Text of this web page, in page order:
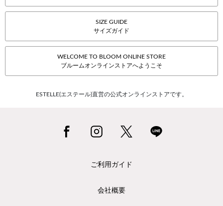
SIZE GUIDE
サイズガイド
WELCOME TO BLOOM ONLINE STORE
ブルームオンラインストアへようこそ
ESTELLE(エステール)直営の公式オンラインストアです。
ご利用ガイド
会社概要